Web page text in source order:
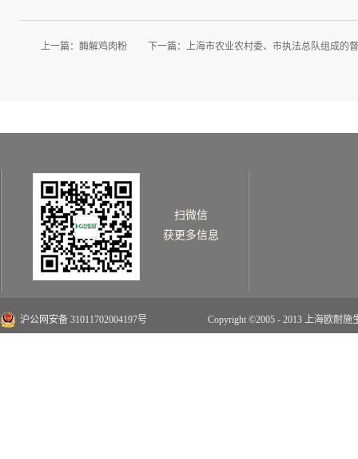
上一篇： 酶解鸡肉粉 下一篇： 上海市农业农村委、市执法总队组成的
扫微信
获更多信息
沪公网安备 31011702004197号 Copyright ©2005 - 2013 上海欧耐施